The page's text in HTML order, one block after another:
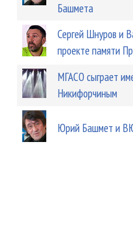
Башмета
Сергей Шнуров и
проекте памяти
МГАСО сыграет
Никифорчиным
Юрий Башмет и